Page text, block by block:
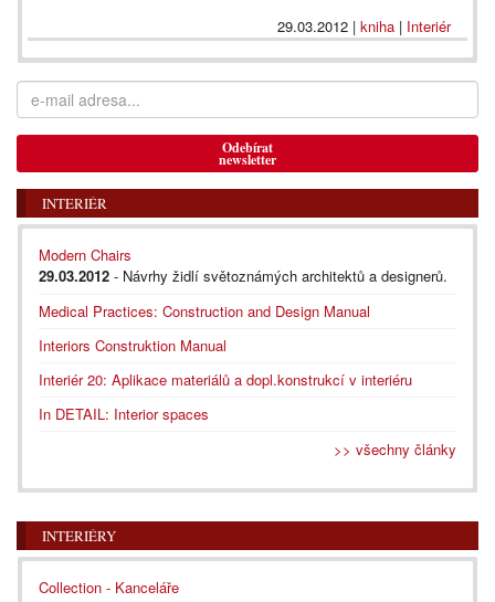
29.03.2012| kniha| Interiér
Odebírat
newsletter
INTERIÉR
Modern Chairs
29.03.2012 - Návrhy židlí světoznámých architektů a designerů.
Medical Practices: Construction and Design Manual
Interiors Construktion Manual
Interiér 20: Aplikace materiálů a dopl.konstrukcí v interiéru
In DETAIL: Interior spaces
>> všechny články
INTERIÉRY
Collection - Kanceláře